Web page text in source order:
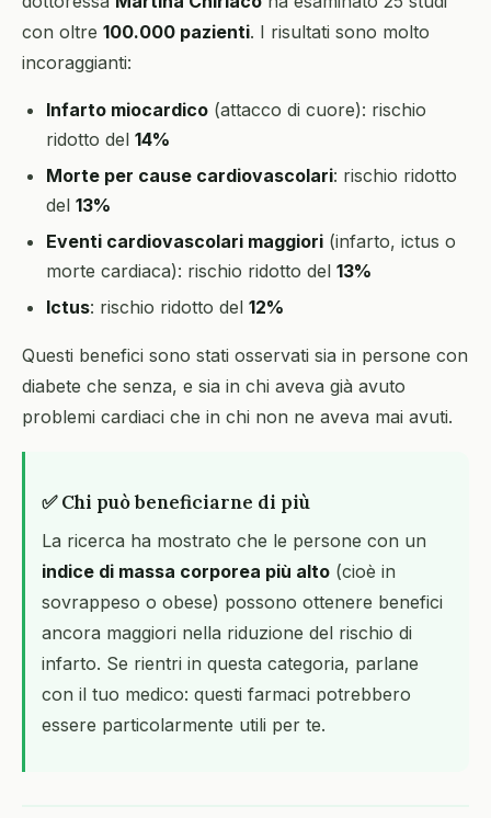
con oltre 100.000 pazienti. I risultati sono molto
incoraggianti:
Infarto miocardico (attacco di cuore): rischio
ridotto del 14%
Morte per cause cardiovascolari: rischio ridotto
del 13%
Eventi cardiovascolari maggiori (infarto, ictus o
morte cardiaca): rischio ridotto del 13%
Ictus: rischio ridotto del 12%
Questi benefici sono stati osservati sia in persone con
diabete che senza, e sia in chi aveva già avuto
problemi cardiaci che in chi non ne aveva mai avuti.
✅ Chi può beneficiarne di più
La ricerca ha mostrato che le persone con un
indice di massa corporea più alto (cioè in
sovrappeso o obese) possono ottenere benefici
ancora maggiori nella riduzione del rischio di
infarto. Se rientri in questa categoria, parlane
con il tuo medico: questi farmaci potrebbero
essere particolarmente utili per te.